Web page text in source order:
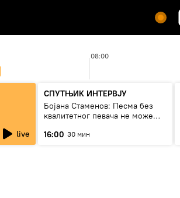
08:00
live
СПУТЊИК ИНТЕРВЈУ
Бојана Стаменов: Песма без
квалитетног певача не може
16:00 30 мин